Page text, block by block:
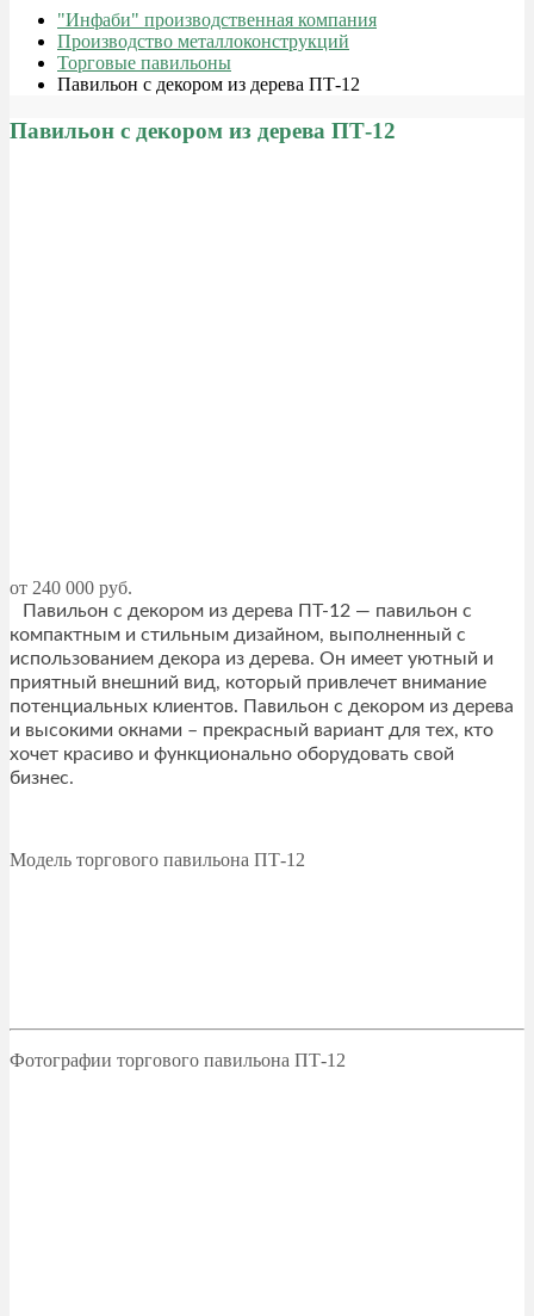
"Инфаби" производственная компания
Производство металлоконструкций
Торговые павильоны
Павильон с декором из дерева ПТ-12
Павильон с декором из дерева ПТ-12
от 240 000 руб.
Павильон с декором из дерева ПТ-12 — павильон с
компактным и стильным дизайном, выполненный с
использованием декора из дерева. Он имеет уютный и
приятный внешний вид, который привлечет внимание
потенциальных клиентов. Павильон с декором из дерева
и высокими окнами – прекрасный вариант для тех, кто
хочет красиво и функционально оборудовать свой
бизнес.
Модель торгового павильона ПТ-12
Фотографии торгового павильона ПТ-12